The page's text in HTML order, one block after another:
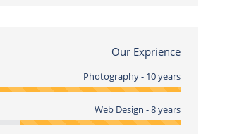
Our Exprience
Photography - 10 years
Web Design - 8 years